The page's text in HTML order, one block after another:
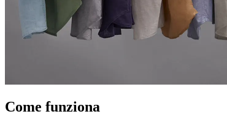
Come funziona